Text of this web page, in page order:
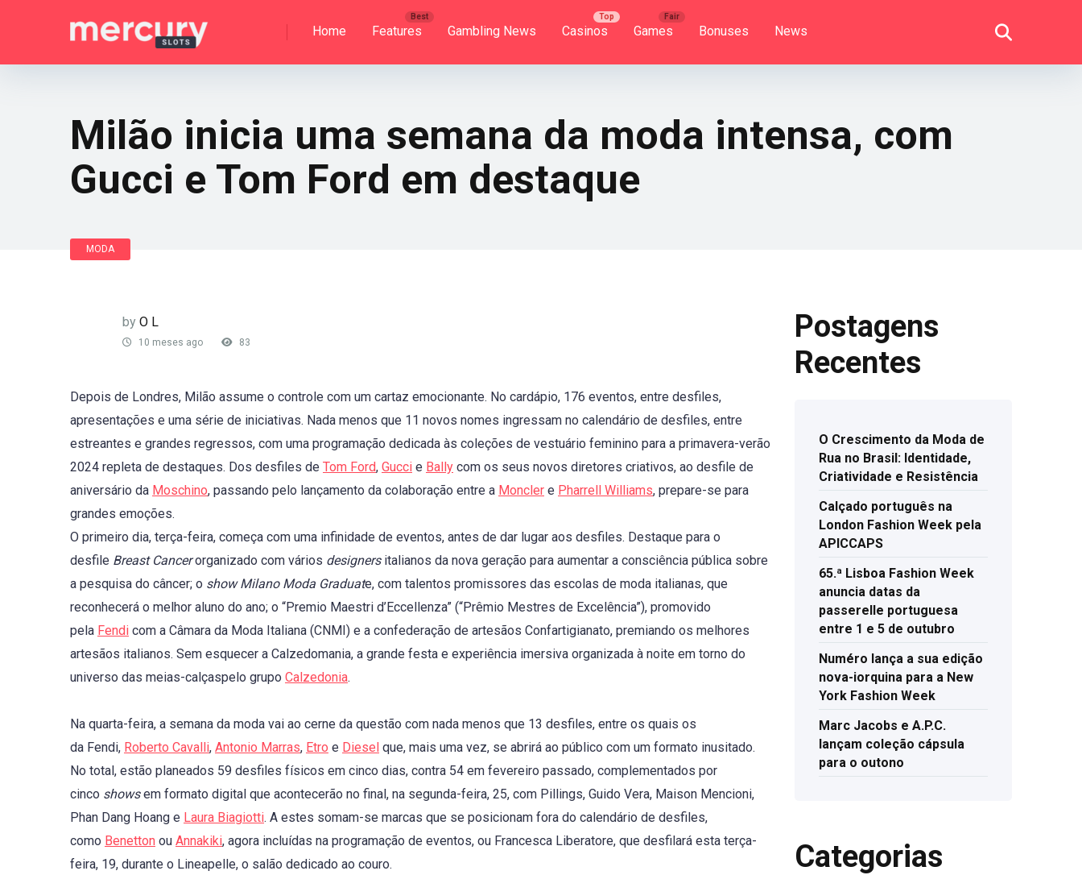
Home Features Gambling News Casinos Games Bonuses News
Milão inicia uma semana da moda intensa, com
Gucci e Tom Ford em destaque
MODA
by O L
10 meses ago 83
Depois de Londres, Milão assume o controle com um cartaz emocionante. No cardápio, 176 eventos, entre desfiles,
apresentações e uma série de iniciativas. Nada menos que 11 novos nomes ingressam no calendário de desfiles, entre
estreantes e grandes regressos, com uma programação dedicada às coleções de vestuário feminino para a primavera-verão
2024 repleta de destaques. Dos desfiles de Tom Ford, Gucci e Bally com os seus novos diretores criativos, ao desfile de
aniversário da Moschino, passando pelo lançamento da colaboração entre a Moncler e Pharrell Williams, prepare-se para
grandes emoções.
O primeiro dia, terça-feira, começa com uma infinidade de eventos, antes de dar lugar aos desfiles. Destaque para o
desfile Breast Cancerorganizado com vários designers italianos da nova geração para aumentar a consciência pública sobre
a pesquisa do câncer; o show Milano Moda Graduate, com talentos promissores das escolas de moda italianas, que
reconhecerá o melhor aluno do ano; o “Premio Maestri d’Eccellenza” (“Prêmio Mestres de Excelência”), promovido
pela Fendi com a Câmara da Moda Italiana (CNMI) e a confederação de artesãos Confartigianato, premiando os melhores
artesãos italianos. Sem esquecer a Calzedomania, a grande festa e experiência imersiva organizada à noite em torno do
universo das meias-calçaspelo grupo Calzedonia.
Na quarta-feira, a semana da moda vai ao cerne da questão com nada menos que 13 desfiles, entre os quais os
da Fendi, Roberto Cavalli, Antonio Marras, Etro e Diesel que, mais uma vez, se abrirá ao público com um formato inusitado.
No total, estão planeados 59 desfiles físicos em cinco dias, contra 54 em fevereiro passado, complementados por
cinco showsem formato digital que acontecerão no final, na segunda-feira, 25, com Pillings, Guido Vera, Maison Mencioni,
Phan Dang Hoang e Laura Biagiotti. A estes somam-se marcas que se posicionam fora do calendário de desfiles,
como Benetton ou Annakiki, agora incluídas na programação de eventos, ou Francesca Liberatore, que desfilará esta terça-
feira, 19, durante o Lineapelle, o salão dedicado ao couro.
Postagens
Recentes
O Crescimento da Moda de
Rua no Brasil: Identidade,
Criatividade e Resistência
Calçado português na
London Fashion Week pela
APICCAPS
65.ª Lisboa Fashion Week
anuncia datas da
passerelle portuguesa
entre 1 e 5 de outubro
Numéro lança a sua edição
nova-iorquina para a New
York Fashion Week
Marc Jacobs e A.P.C.
lançam coleção cápsula
para o outono
Categorias